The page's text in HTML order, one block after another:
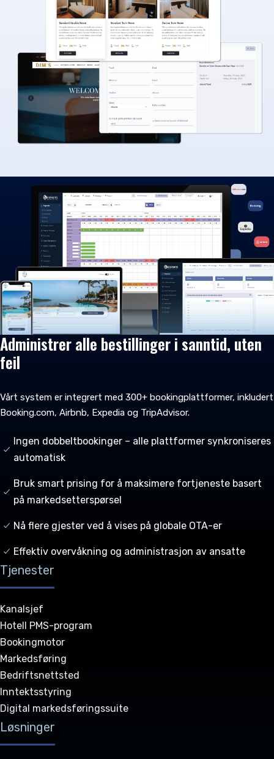
Administrer alle bestillinger i sanntid, uten
feil
Vårt system er integrert med 300+ bookingplattformer, inkludert
Booking.com, Airbnb, Expedia og TripAdvisor.
Ingen dobbeltbookinger – alle plattformer synkroniseres
automatisk
Bruk smart prising for å maksimere fortjeneste basert
på markedsetterspørsel
Nå flere gjester ved å vises på globale OTA-er
Effektiv overvåkning og administrasjon av ansatte
Tjenester
Kanalsjef
Hotell PMS-program
Bookingmotor
Markedsføring
Bedriftsnettsted
Inntektsstyring
Digital markedsføringssuite
Løsninger